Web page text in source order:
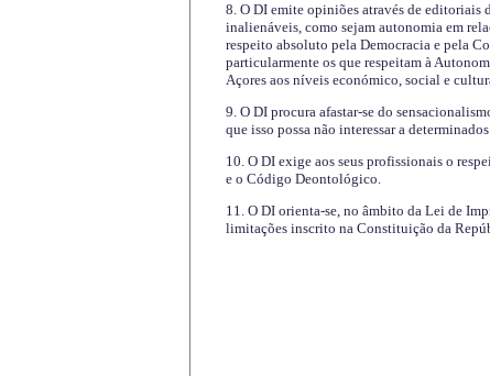
8. O DI emite opiniões através de editoriais
inalienáveis, como sejam autonomia em
respeito absoluto pela Democracia e pela
particularmente os que respeitam à
Açores aos níveis económico, social e
9. O DI procura afastar-se do
que isso possa não interessar a
10. O DI exige aos seus profissionais o
e o Código Deontológico.
11. O DI orienta-se, no âmbito da Lei de
limitações inscrito na Constituição da